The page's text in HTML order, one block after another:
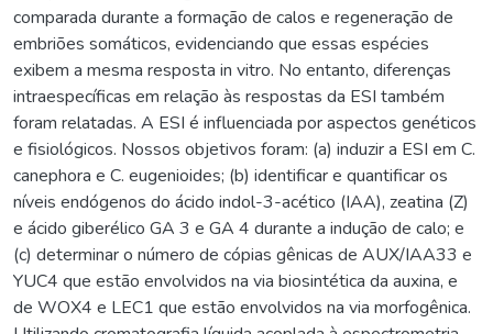
comparada durante a formação de calos e regeneração de
embriões somáticos, evidenciando que essas espécies
exibem a mesma resposta in vitro. No entanto, diferenças
intraespecíficas em relação às respostas da ESI também
foram relatadas. A ESI é influenciada por aspectos genéticos
e fisiológicos. Nossos objetivos foram: (a) induzir a ESI em C.
canephora e C. eugenioides; (b) identificar e quantificar os
níveis endógenos do ácido indol-3-acético (IAA), zeatina (Z)
e ácido giberélico GA 3 e GA 4 durante a indução de calo; e
(c) determinar o número de cópias gênicas de AUX/IAA33 e
YUC4 que estão envolvidos na via biosintética da auxina, e
de WOX4 e LEC1 que estão envolvidos na via morfogênica.